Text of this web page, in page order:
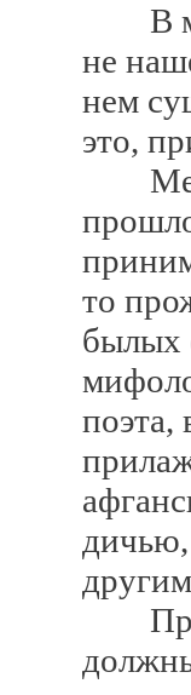
В
не
нем
это,
то
былых
поэта,
дичью,